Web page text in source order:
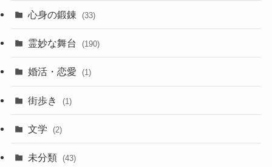
心身の鍛錬 (33)
霊妙な舞台 (190)
婚活・恋愛 (1)
街歩き (1)
文学 (2)
未分類 (43)